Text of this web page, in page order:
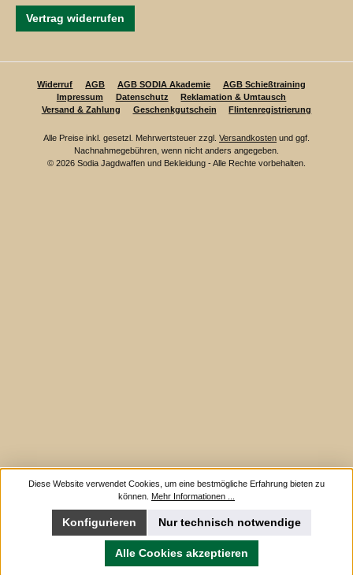
Vertrag widerrufen
Widerruf AGB AGB SODIA Akademie
AGB Schießtraining
Impressum
Datenschutz
Reklamation & Umtausch
Versand & Zahlung
Geschenkgutschein Flintenregistrierung
Alle Preise inkl. gesetzl. Mehrwertsteuer zzgl. Versandkosten und ggf.
Nachnahmegebühren, wenn nicht anders angegeben.
© 2026 Sodia Jagdwaffen und Bekleidung - Alle Rechte vorbehalten.
Diese Website verwendet Cookies, um eine bestmögliche Erfahrung bieten zu
können. Mehr Informationen ...
Nur technisch notwendige
Konfigurieren
Alle Cookies akzeptieren